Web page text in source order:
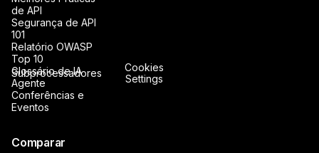
de API
Segurança de API
101
Relatório OWASP
Top 10
Glossário de IA
Agente
Conferências e
Eventos
Comparar
Subprocessadores
Cookies
Settings